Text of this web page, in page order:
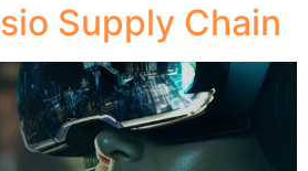
Supply Chain